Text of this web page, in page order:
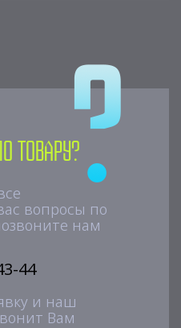
товару?
вопросы по
нам
44
и наш
Вам